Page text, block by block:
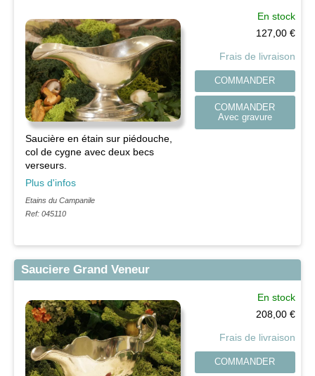
Saucière en étain sur piédouche,
col de cygne avec deux becs
verseurs.
Plus d'infos
Etains du Campanile
Ref: 045110
En stock
127,00 €
Frais de livraison
COMMANDER
COMMANDER
Avec gravure
Sauciere Grand Veneur
En stock
208,00 €
Frais de livraison
COMMANDER